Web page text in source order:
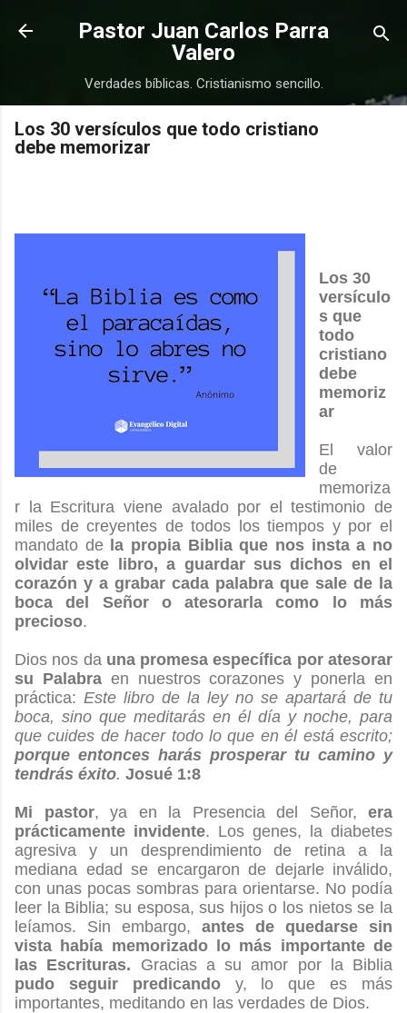
Ir al contenido principal
Pastor Juan Carlos Parra
Valero
Verdades bíblicas. Cristianismo sencillo.
Los 30 versículos que todo cristiano
debe memorizar
Los 30
versículo
s que
todo
cristiano
debe
memoriz
ar
El valor
de
memoriza
r la Escritura viene avalado por el testimonio de
miles de creyentes de todos los tiempos y por el
mandato de la propia Biblia que nos insta a no
olvidar este libro, a guardar sus dichos en el
corazón y a grabar cada palabra que sale de la
boca del Señor o atesorarla como lo más
precioso.
Dios nos da una promesa específica por atesorar
su Palabraen nuestros corazones y ponerla en
práctica: Este libro de la ley no se apartará de tu
boca, sino que meditarás en él día y noche, para
que cuides de hacer todo lo que en él está escrito;
porque entonces harás prosperar tu camino y
tendrás éxito. Josué 1:8
Mi pastor, ya en la Presencia del Señor, era
prácticamente invidente. Los genes, la diabetes
agresiva y un desprendimiento de retina a la
mediana edad se encargaron de dejarle inválido,
con unas pocas sombras para orientarse. No podía
leer la Biblia; su esposa, sus hijos o los nietos se la
leíamos. Sin embargo, antes de quedarse sin
vista había memorizado lo más importante de
las Escrituras. Gracias a su amor por la Biblia
pudo seguir predicandoy, lo que es más
importantes, meditando en las verdades de Dios.
COMPRAR COMPRAR